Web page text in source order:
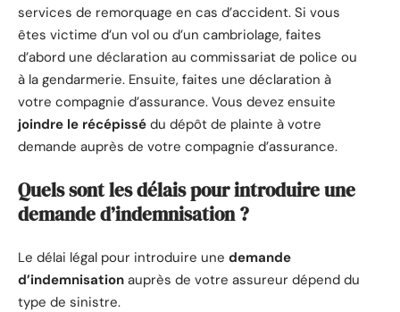
services de remorquage en cas d’accident. Si vous
êtes victime d’un vol ou d’un cambriolage, faites
d’abord une déclaration au commissariat de police ou
à la gendarmerie. Ensuite, faites une déclaration à
votre compagnie d’assurance. Vous devez ensuite
joindre le récépissé du dépôt de plainte à votre
demande auprès de votre compagnie d’assurance.
Quels sont les délais pour introduire une
demande d’indemnisation ?
Le délai légal pour introduire une demande
d’indemnisation auprès de votre assureur dépend du
type de sinistre.